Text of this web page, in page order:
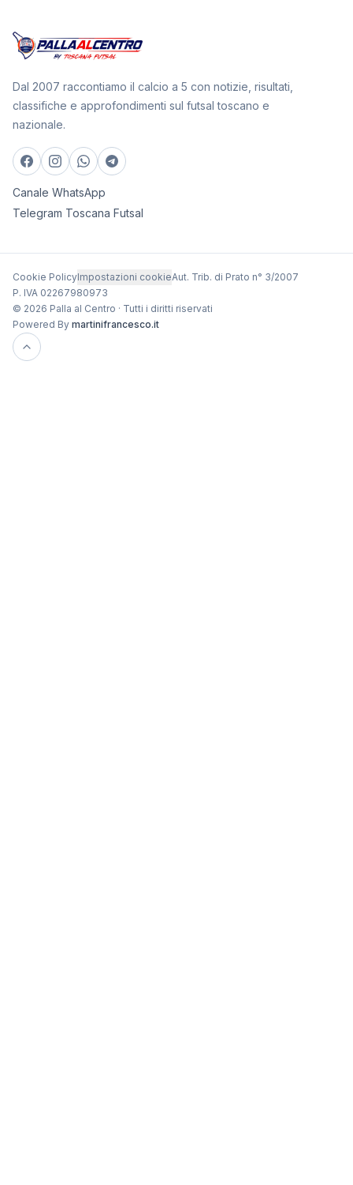
Dal 2007 raccontiamo il calcio a 5 con notizie, risultati,
classifiche e approfondimenti sul futsal toscano e
nazionale.
Canale WhatsApp
Telegram Toscana Futsal
Cookie PolicyImpostazioni cookieAut. Trib. di Prato n° 3/2007
P. IVA 02267980973
© 2026 Palla al Centro · Tutti i diritti riservati
Powered By martinifrancesco.it